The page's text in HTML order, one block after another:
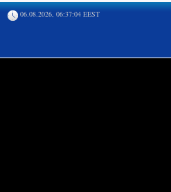
06.08.2026, 06:37:04 EEST